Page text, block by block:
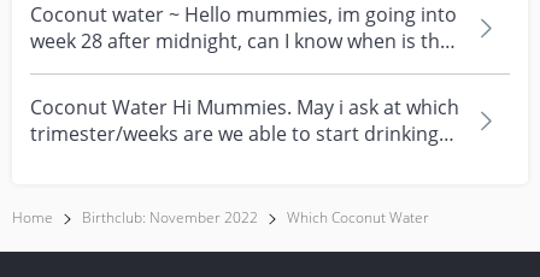
Coconut water ~ Hello mummies, im going into
week 28 after midnight, can I know when is the
good tim...
Coconut Water Hi Mummies. May i ask at which
trimester/weeks are we able to start drinking
Home Birthclub: November 2022 Which Coconut Water